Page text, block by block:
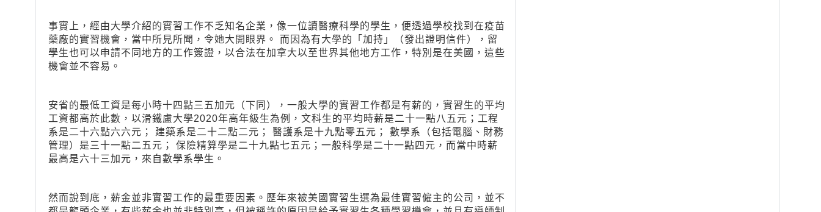
事實上，經由大學介紹的實習工作不乏知名企業，像一位讀醫療科學的學生，便透過學校找到在疫苗
藥廠的實習機會，當中所見所聞，令她大開眼界。 而因為有大學的「加持」（發出證明信件），留
學生也可以申請不同地方的工作簽證，以合法在加拿大以至世界其他地方工作，特別是在美國，這些
機會並不容易。
安省的最低工資是每小時十四點三五加元（下同），一般大學的實習工作都是有薪的，實習生的平均
工資都高於此數，以滑鐵盧大學2020年高年級生為例，文科生的平均時薪是二十一點八五元；工程
系是二十六點六六元； 建築系是二十二點二元； 醫護系是十九點零五元； 數學系（包括電腦、財務
管理）是三十一點二五元； 保險精算學是二十九點七五元；一般科學是二十一點四元，而當中時薪
最高是六十三加元，來自數學系學生。
然而說到底，薪金並非實習工作的最重要因素。歷年來被美國實習生選為最佳實習僱主的公司，並不